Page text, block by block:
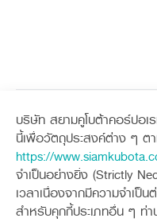
บริษัท สยามคูโบต้าคอร์ปอ
นี้เพื่อวัตถุประสงค์ต่าง ๆ ตา
https://
จำเป็นอย่างยิ่ง (Strictly
เวลาเนื่องจากมีความจำเ
สำหรับคุกกี้ประเภทอื่น ๆ ท่
เครื่องจักรกลการเกษตร
แทรกเตอร์
อุปกรณ์ต่อพ่วงแทรกเตอร์
รถเกี่ยวนวดข้าว
ช่องทางการติดตาม